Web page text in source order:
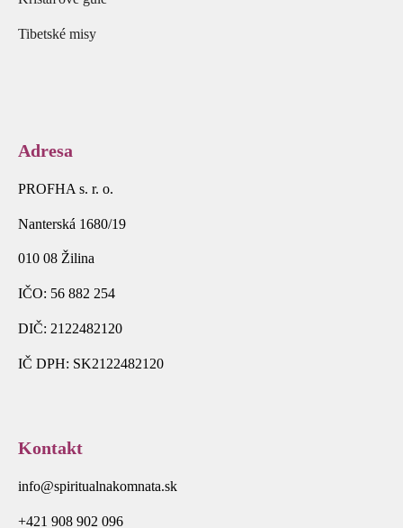
Tibetské misy
Adresa
PROFHA s. r. o.
Nanterská 1680/19
010 08 Žilina
IČO: 56 882 254
DIČ: 2122482120
IČ DPH: SK2122482120
Kontakt
info@spiritualnakomnata.sk
+421 908 902 096